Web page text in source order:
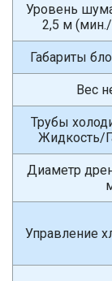
Уровень
2,5 м
Габариты
Вес
Трубы
Жидкость/
Диаметр
Управление